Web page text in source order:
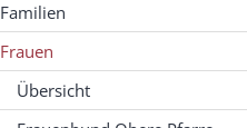
Familien
Frauen
Übersicht